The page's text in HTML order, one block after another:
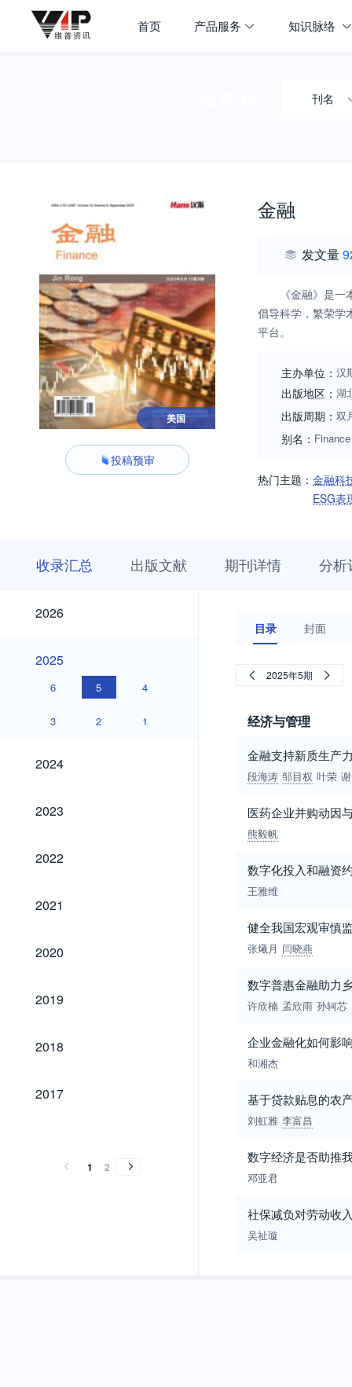
首页 产品服务 知识脉络
刊名
美国
投稿预审
金融
发文量
《金融》是
倡导科学，繁荣学
平台。
主办单位： 汉
出版地区： 湖
出版周期： 双
别名： Finance
热门主题： 金融科
ESG表
收录汇总 出版文献 期刊详情 分析
2026
2026
2025
2025
6 5 4
3 2 1
2024
2024
2023
2023
2022
2022
2021
2021
2020
2020
2019
2019
2018
2018
2017
2017
1 2
目录 封面
2025年5期
经济与管理
金融支持新质生产
段海涛 邹目权 叶荣
医药企业并购动因
熊毅帆
数字化投入和融资
王雅维
健全我国宏观审慎
张爔月 闫晓燕
数字普惠金融助力
许欣楠 孟欣雨 孙轲芯
企业金融化如何影
和湘杰
基于贷款贴息的农
刘虹雅 李富昌
数字经济是否助推
邓亚君
社保减负对劳动收
吴祉璇